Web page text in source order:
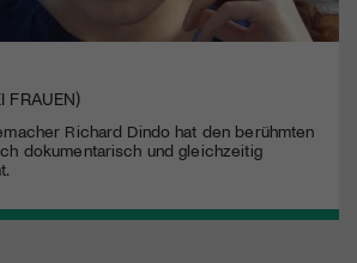
FRAUEN)
Richard Dindo hat den berühmten
dokumentarisch und gleichzeitig